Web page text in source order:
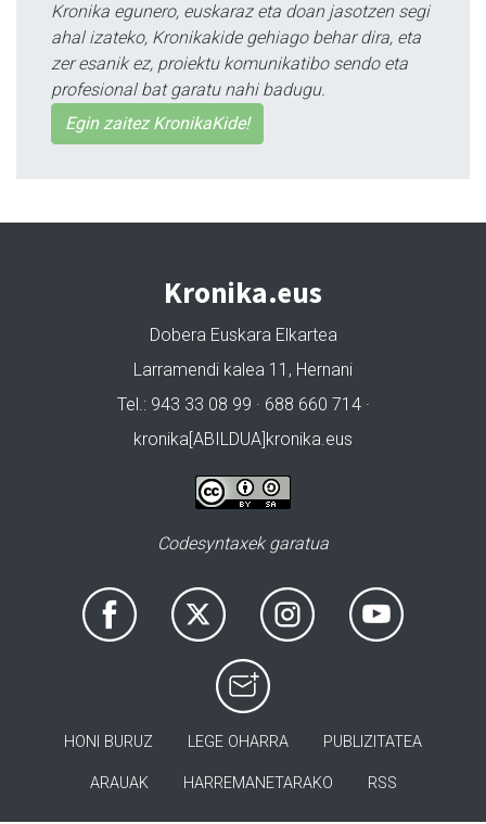
Kronika egunero, euskaraz eta doan jasotzen segi
ahal izateko, Kronikakide gehiago behar dira, eta
zer esanik ez, proiektu komunikatibo sendo eta
profesional bat garatu nahi badugu.
Egin zaitez KronikaKide!
Kronika.eus
Dobera Euskara Elkartea
Larramendi kalea 11, Hernani
Tel.: 943 33 08 99 · 688 660 714 ·
kronika[ABILDUA]kronika.eus
Codesyntaxek garatua
HONI BURUZ LEGE OHARRA PUBLIZITATEA
ARAUAK HARREMANETARAKO RSS